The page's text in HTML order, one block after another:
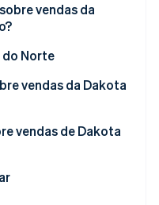
vendas da
do Norte
vendas da Dakota
remotos
vendas de Dakota